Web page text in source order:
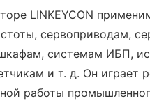
LINKEYCON
сервоприводам,
системам ИБП,
и т. д. Он
работы